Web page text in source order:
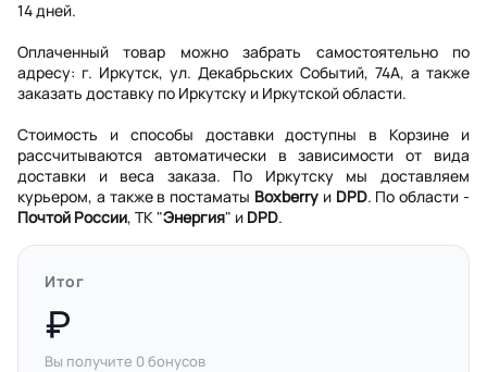
14 дней.
Оплаченный товар можно забрать самостоятельно по
адресу: г. Иркутск, ул. Декабрьских Событий, 74А, а также
заказать доставку по Иркутску и Иркутской области.
Стоимость и способы доставки доступны в Корзине и
рассчитываются автоматически в зависимости от вида
доставки и веса заказа. По Иркутску мы доставляем
курьером, а также в постаматы Boxberry и DPD. По области -
Почтой России, ТК "Энергия" и DPD.
Итог
Вы получите 0 бонусов